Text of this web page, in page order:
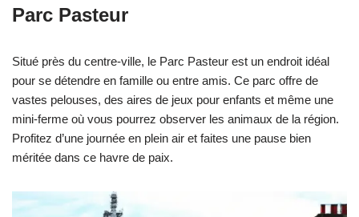
Parc Pasteur
Situé près du centre-ville, le Parc Pasteur est un endroit idéal
pour se détendre en famille ou entre amis. Ce parc offre de
vastes pelouses, des aires de jeux pour enfants et même une
mini-ferme où vous pourrez observer les animaux de la région.
Profitez d’une journée en plein air et faites une pause bien
méritée dans ce havre de paix.